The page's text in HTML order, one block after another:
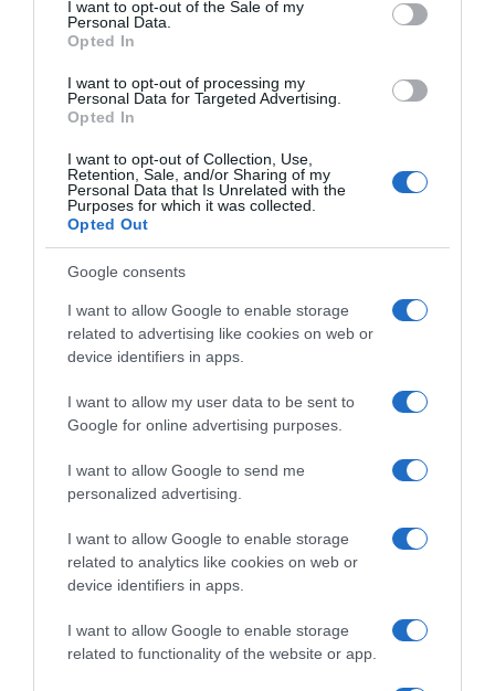
I want to opt-out of the Sale of my
Personal Data.
Opted In
I want to opt-out of processing my
Personal Data for Targeted Advertising.
Opted In
I want to opt-out of Collection, Use,
Retention, Sale, and/or Sharing of my
Personal Data that Is Unrelated with the
Purposes for which it was collected.
Opted Out
Google consents
I want to allow Google to enable storage
related to advertising like cookies on web or
device identifiers in apps.
I want to allow my user data to be sent to
Google for online advertising purposes.
I want to allow Google to send me
personalized advertising.
I want to allow Google to enable storage
related to analytics like cookies on web or
device identifiers in apps.
I want to allow Google to enable storage
related to functionality of the website or app.
„Tada ćete biti spremni ozbiljno ulagati u odnose i partnere.
Pričekajte taj trenutak za najbolje rezultate.“
Vodenjak
Pred Vodenjacima je ljeto ljubavi. Prema Bristol, ljetna romansa
nikada nije bila izglednija.
„Sve počinje 13. lipnja/juna kada Venera ulazi u Lava, vaše polje
romantike i dugoročnih odnosa“, objašnjava ona.
Od 13. lipnja/juna do 9. srpnja/jula osjećat ćete snažan poticaj za
izlaske, druženja i nova poznanstva.
Jupiter 30. lipnja/juna također ulazi u Lava i dodatno pojačava
ljubavne prilike. Venera će vas potaknuti da se otvorite prema
drugima, dok će Jupiter olakšati susrete s potencijalnim
partnerima.
„To je trenutak kada vam se udvarači počinju sami približavati.
Najbolja mjesta za upoznavanje novih ljudi bit će sportska
događanja, natjecanja, zabave, predstave i koncerti“, kaže
astrologinja.